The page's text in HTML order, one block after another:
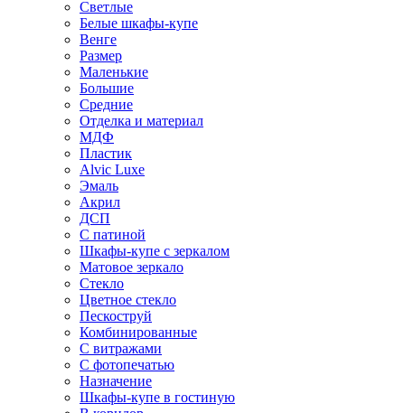
Светлые
Белые шкафы-купе
Венге
Размер
Маленькие
Большие
Средние
Отделка и материал
МДФ
Пластик
Alvic Luxe
Эмаль
Акрил
ДСП
С патиной
Шкафы-купе с зеркалом
Матовое зеркало
Стекло
Цветное стекло
Пескоструй
Комбинированные
С витражами
С фотопечатью
Назначение
Шкафы-купе в гостиную